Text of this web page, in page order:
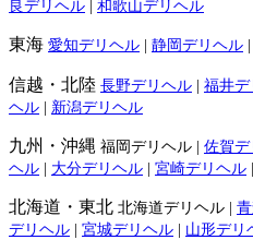
良デリヘル 和歌山デリヘル
東海 愛知デリヘル | 静岡デリヘル |
信越・北陸 長野デリヘル | 福井
ヘル | 新潟デリヘル
九州・沖縄 福岡デリヘル | 佐賀
ヘル | 大分デリヘル | 宮崎デリヘル |
北海道・東北 北海道デリヘル |
デリヘル | 宮城デリヘル | 山形デリ